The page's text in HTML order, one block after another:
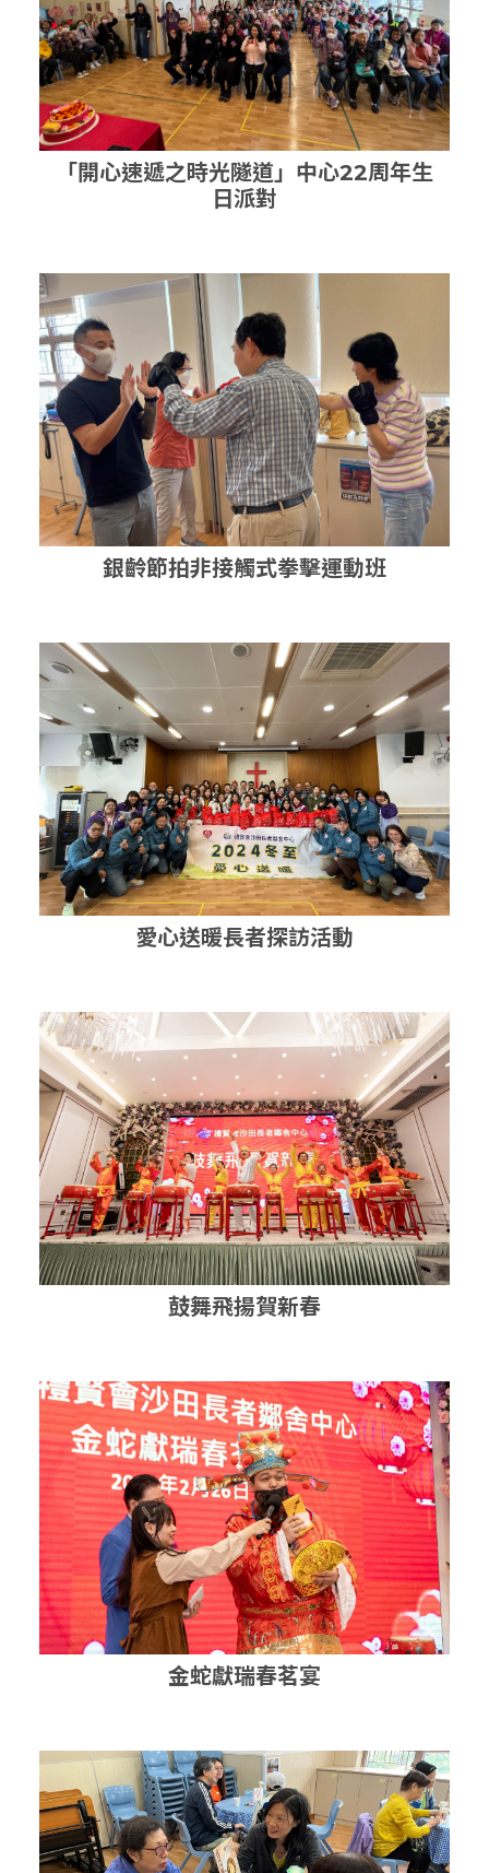
「開心速遞之時光隧道」中心22周年生
日派對
銀齡節拍非接觸式拳擊運動班
愛心送暖長者探訪活動
鼓舞飛揚賀新春
金蛇獻瑞春茗宴